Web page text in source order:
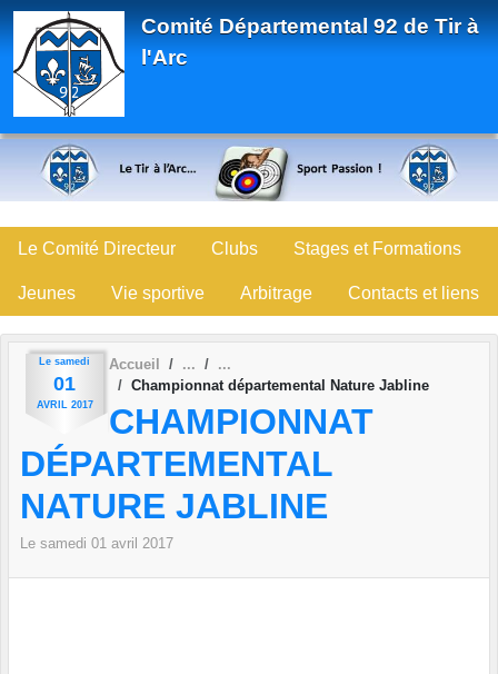
Comité Départemental 92 de Tir à
l'Arc
Le Comité Directeur Clubs Stages et Formations
Jeunes Vie sportive Arbitrage Contacts et liens
Le samedi
01
AVRIL 2017
Accueil
Championnat départemental Nature Jabline
CHAMPIONNAT
DÉPARTEMENTAL
NATURE JABLINE
Le samedi 01 avril 2017
Panneau de gestion des cookies